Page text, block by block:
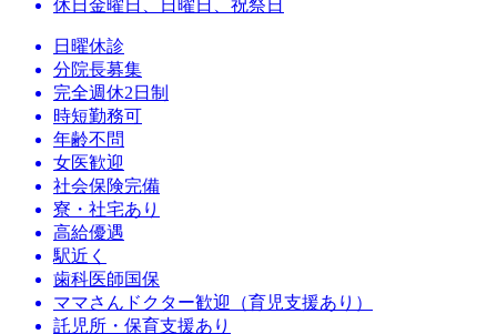
休日 金曜日、日曜日、祝祭日
日曜休診
分院長募集
完全週休2日制
時短勤務可
年齢不問
女医歓迎
社会保険完備
寮・社宅あり
高給優遇
駅近く
歯科医師国保
ママさんドクター歓迎（育児支援あり）
託児所・保育支援あり